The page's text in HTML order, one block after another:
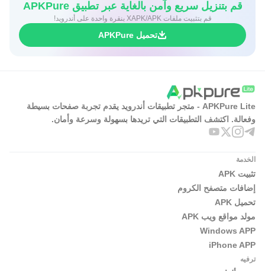
قم بتنزيل سريع وآمن بالغاية عبر تطبيق APKPure
قم بتثبيت ملفات XAPK/APK بنقرة واحدة على أندرويد!
تحميل APKPure
APKPure Lite - متجر تطبيقات أندرويد يقدم تجربة صفحات بسيطة
وفعالة. اكتشف التطبيقات التي تريدها بسهولة وسرعة وأمان.
الخدمة
تثبيت APK
إضافات متصفح الكروم
تحميل APK
مولد مواقع ويب APK
Windows APP
iPhone APP
ترفيه